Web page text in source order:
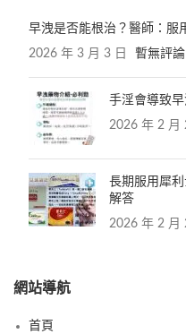
早洩是否能根治？醫師：服
2026 年 3 月 3 日 暫無評論
手淫會導致
2026 年 2 月
長期服用犀
解答
2026 年 2 月
網站導航
首頁